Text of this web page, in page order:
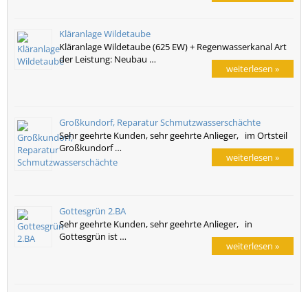
Kläranlage Wildetaube
Kläranlage Wildetaube (625 EW) + Regenwasserkanal Art
der Leistung: Neubau …
weiterlesen »
Großkundorf, Reparatur Schmutzwasserschächte
Sehr geehrte Kunden, sehr geehrte Anlieger, im Ortsteil
Großkundorf …
weiterlesen »
Gottesgrün 2.BA
Sehr geehrte Kunden, sehr geehrte Anlieger, in
Gottesgrün ist …
weiterlesen »